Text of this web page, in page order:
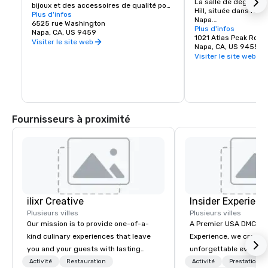
bijoux et des accessoires de qualité pour
tous les âges. Beaux-arts, gastronomie,
chocolats, vins et dégustation de vins.
Des cadeaux romantiques et des objets
de collection provenant de la Napa Valley
Plus d'infos
6525 rue Washington
Napa, CA, US 9459
Visiter le site web
La salle de
Hill, située dans les
Napa.
Rendez-nous visite
vins Prime Solum,
Tetra.
Plus d'infos
1021 Atlas Peak Road
Napa, CA, US 94559
Visiter le site web
Fournisseurs à proximité
ilixr Creative
Plusieurs villes
Our mission is to provide one-of-a-
kind culinary experiences that leave
you and your guests with lasting
memories and satiated palates. Every
Activité Restauration
Insider
Plusieurs villes
A Premier USA DMC Partner
Experience, we create
unforgettable events
access to premium
Activité
Prestations/